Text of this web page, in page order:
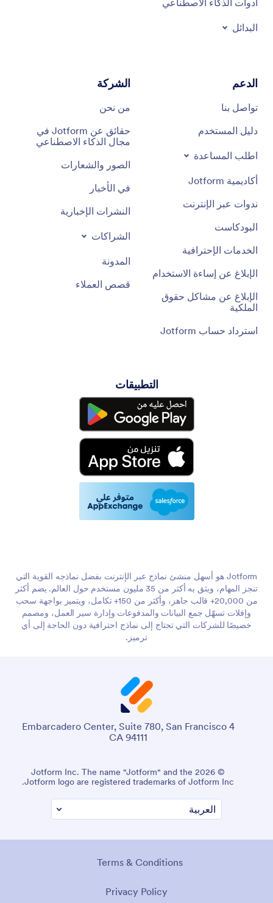
أدوات الذكاء الاصطناعي
البدائل
الدعم
تواصل بنا
دليل المستخدم
اطلب المساعدة
أكاديمية Jotform
ندوات عبر الإنترنت
البودكاست
الخدمات الإحترافية
الإبلاغ عن إساءة الاستخدام
الإبلاغ عن مشاكل حقوق
الملكية
استرداد حساب Jotform
الشركة
من نحن
حقائق عن Jotform في
مجال الذكاء الاصطناعي
الصور والشعارات
في الأخبار
النشرات الإخبارية
الشراكات
المدونة
قصص العملاء
التطبيقات
Jotform هو أسهل منشئ نماذج عبر الإنترنت بفضل نماذجه القوية التي
تنجز المهام، ويثق به أكثر من 35 مليون مستخدم حول العالم. يضم أكثر
من 20,000+ قالب جاهز، وأكثر من 150+ تكامل، ويتميز بواجهة سحب
وإفلات تسهّل جمع البيانات والمدفوعات وإدارة سير العمل، ومصمم
خصيصًا للشركات التي تحتاج إلى نماذج احترافية دون الحاجة إلى أي
ترميز.
4 Embarcadero Center, Suite 780, San Francisco
CA 94111
© 2026 Jotform Inc. The name "Jotform" and the
Jotform logo are registered trademarks of Jotform Inc.
Terms & Conditions
Privacy Policy